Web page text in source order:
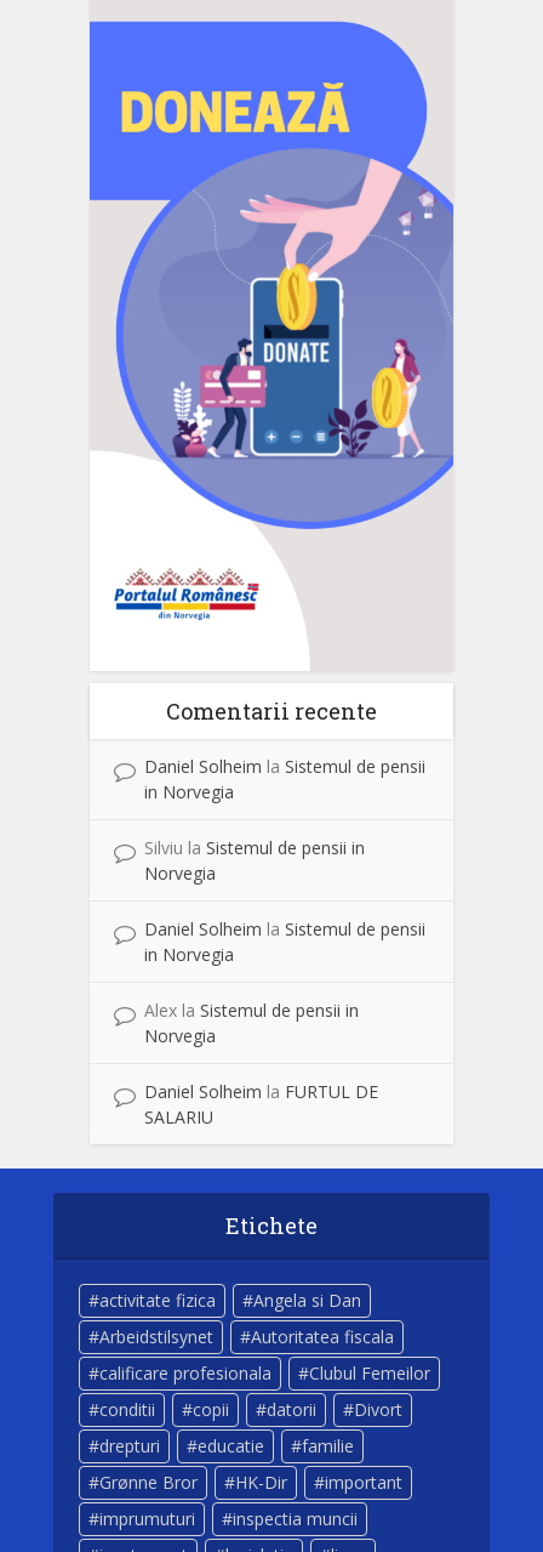
Comentarii recente
Daniel Solheim la Sistemul de pensii
in Norvegia
Silviu la Sistemul de pensii in
Norvegia
Daniel Solheim la Sistemul de pensii
in Norvegia
Alex la Sistemul de pensii in
Norvegia
Daniel Solheim la FURTUL DE
SALARIU
Etichete
activitate fizica
Angela si Dan
Arbeidstilsynet
Autoritatea fiscala
calificare profesionala
Clubul Femeilor
conditii
copii datorii
Divort
drepturi
educatie
familie
Grønne Bror
HK-Dir
important
imprumuturi
inspectia muncii